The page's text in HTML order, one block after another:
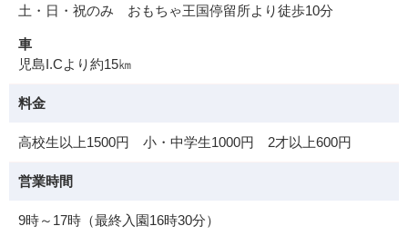
土・日・祝のみ おもちゃ王国停留所より徒歩10分
車
児島I.Cより約15㎞
料金
高校生以上1500円 小・中学生1000円 2才以上600円
営業時間
9時～17時（最終入園16時30分）